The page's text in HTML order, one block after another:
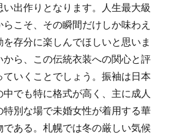
出作りとなります。人生最大級
こそ、その瞬間だけしか味わえ
存分に楽しんでほしいと思いま
ら、この伝統衣装への関心と評
いくことでしょう。振袖は日本
でも特に格式が高く、主に成人
別な場で未婚女性が着用する華
ある。札幌では冬の厳しい気候